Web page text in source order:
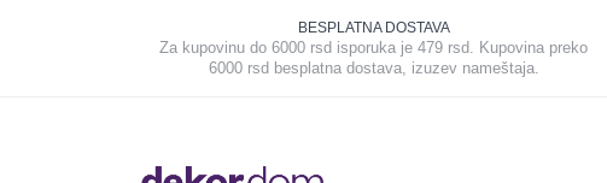
BESPLATNA DOSTAVA
Za kupovinu do 6000 rsd isporuka je 479 rsd. Kupovina preko
6000 rsd besplatna dostava, izuzev nameštaja.